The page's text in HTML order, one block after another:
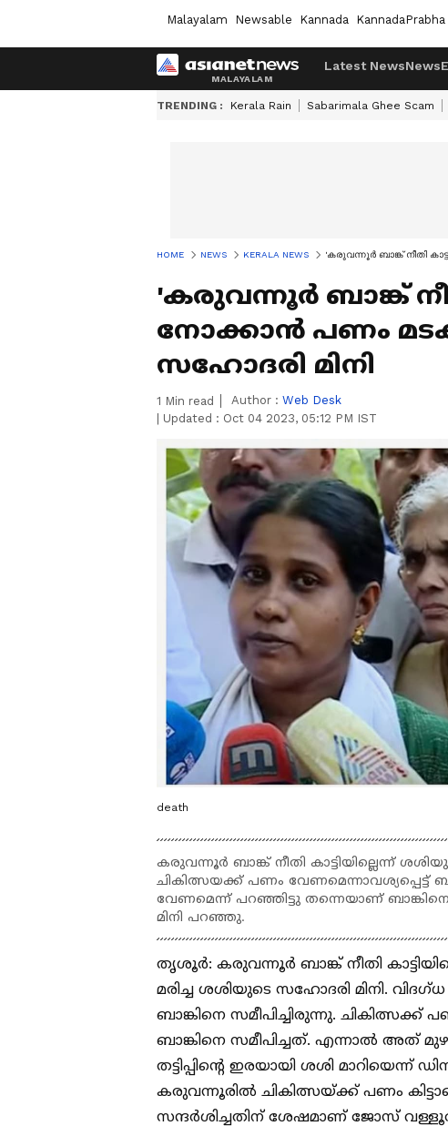
Malayalam Newsable Kannada KannadaPrabha
Latest NewsNews
TRENDING : Kerala Rain Sabarimala Ghee Scam
HOME NEWS KERALA NEWS 'കരുവന്നൂർ ബാങ്ക് നീതി
'കരുവന്നൂർ ബാങ്ക്
നോക്കാൻ പണം
സഹോദരി മിനി
1 Min read Author : Web Desk
Updated : Oct 04 2023, 05:12 PM IST
death
കരുവന്നൂർ ബാങ്ക് നീതി കാട്ടിയില്ലെന്ന്
ചികിത്സയക്ക് പണം വേണമെന്നാവശ്യപ്പെട്ട്
വേണമെന്ന് പറഞ്ഞിട്ടു തന്നെയാണ്
മിനി പറഞ്ഞു.
തൃശൂർ: കരുവന്നൂർ ബാങ്ക് നീതി
മരിച്ച ശശിയുടെ സഹോദരി മിനി.
ബാങ്കിനെ സമീപിച്ചിരുന്നു.
ബാങ്കിനെ സമീപിച്ചത്. എന്നാൽ അത്
തട്ടിപ്പിന്റെ ഇരയായി ശശി
കരുവന്നൂരിൽ ചികിത്സയ്ക്ക് പണം
സന്ദർശിച്ചതിന് ശേഷമാണ് ജോസ്